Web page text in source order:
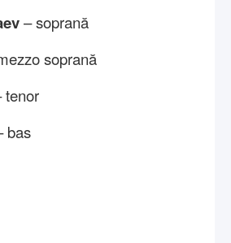
– soprană
soprană
tenor
bas